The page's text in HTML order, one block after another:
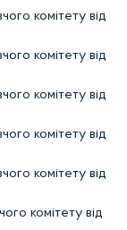
комітету від
комітету від
комітету від
комітету від
комітету від
комітету від